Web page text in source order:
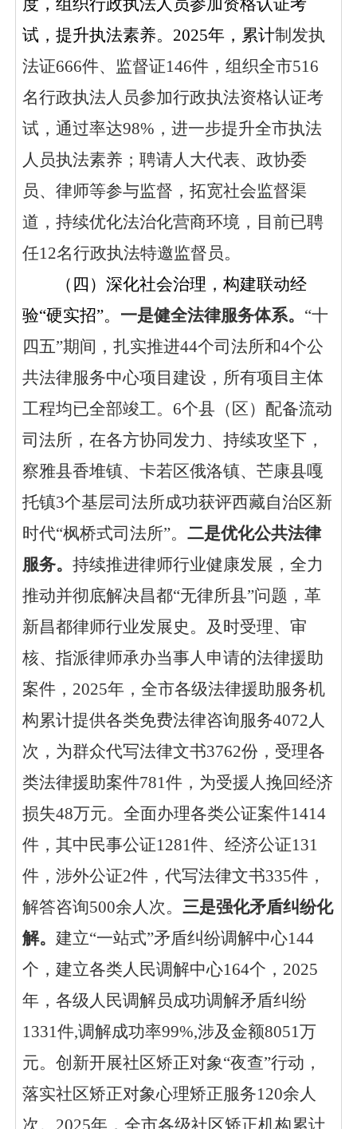
度，组织行政执法人员参加资格认证考
试，提升执法素养。 2025年，累计制发执
法证666件、监督证146件， 组织全市516
名行政执法人员参加行政执法资格认证考
试， 通过率达98%，进一步提升全市执法
人员执法素养 ； 聘请人大代表、政协委
员、律师等参与监督，拓宽社会监督渠
道， 持续优化法治化营商环境，目前已聘
任12名行政执法特邀监督员。
（四）深化社会治理，构建联动经
验“硬实招”。 一是健全法律服务体系。 “十
四五”期间，扎实推进44个司法所和4个公
共法律服务中心项目建设，所有项目主体
工程均已全部竣工。 6个县（区）配备流动
司法所，在各方协同发力、持续攻坚下，
察雅县香堆镇、卡若区俄洛镇、芒康县嘎
托镇3个基层司法所成功获评西藏自治区新
时代“枫桥式司法所”。 二是优化公共法律
服务。 持续推进律师行业健康发展，全力
推动并彻底解决昌都“无律所县”问题，革
新昌都律师行业发展史。及时受理、审
核、指派律师承办当事人申请的法律援助
案件，2025年，全市各级法律援助服务机
构累计提供各类免费法律咨询服务4072人
次，为群众代写法律文书3762份，受理各
类法律援助案件781件，为受援人挽回经济
损失48万元。全面办理各类公证案件1414
件，其中民事公证1281件、经济公证131
件，涉外公证2件，代写法律文书335件，
解答咨询500余人次。 三是强化矛盾纠纷化
解。 建立“一站式”矛盾纠纷调解中心144
个，建立各类人民调解中心164个， 2025
年，各级人民调解员成功调解矛盾纠纷
1331件,调解成功率99%,涉及金额8051万
元。 创新开展社区矫正对象“夜查”行动，
落实社区矫正对象心理矫正服务120余人
次。2025年，全市各级社区矫正机构累计